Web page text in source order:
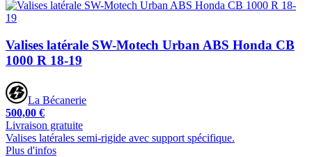
Valises latérale SW-Motech Urban ABS Honda CB
1000 R 18-19
La Bécanerie
500,00 €
Livraison gratuite
Valises latérales semi-rigide avec support spécifique.
Plus d'infos